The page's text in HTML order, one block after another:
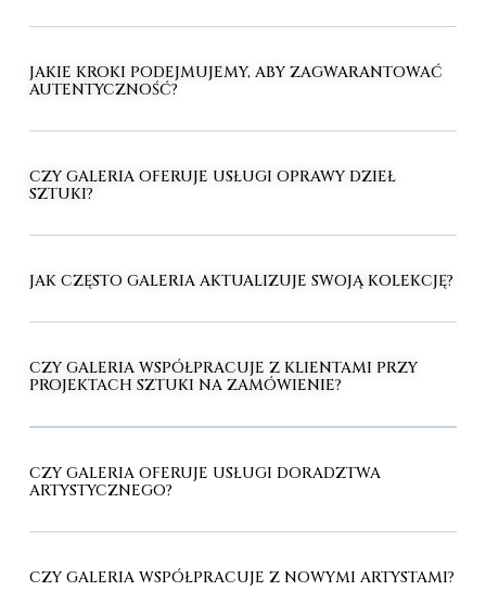
JAKIE KROKI PODEJMUJEMY, ABY ZAGWARANTOWAĆ
AUTENTYCZNOŚĆ?
CZY GALERIA OFERUJE USŁUGI OPRAWY DZIEŁ
SZTUKI?
JAK CZĘSTO GALERIA AKTUALIZUJE SWOJĄ KOLEKCJĘ?
CZY GALERIA WSPÓŁPRACUJE Z KLIENTAMI PRZY
PROJEKTACH SZTUKI NA ZAMÓWIENIE?
CZY GALERIA OFERUJE USŁUGI DORADZTWA
ARTYSTYCZNEGO?
CZY GALERIA WSPÓŁPRACUJE Z NOWYMI ARTYSTAMI?